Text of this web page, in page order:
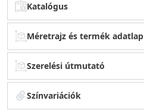
Katalógus
Méretrajz és termék adatlap
Szerelési útmutató
Színvariációk